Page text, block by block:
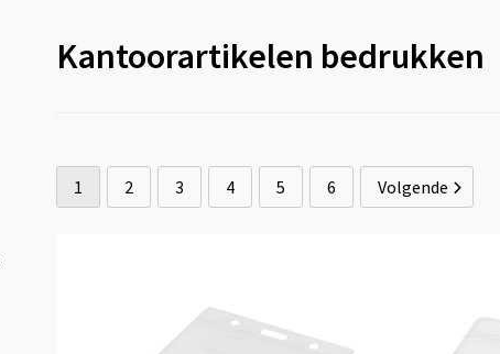
Kantoorartikelen bedrukken
1 2 3 4 5 6 Volgende